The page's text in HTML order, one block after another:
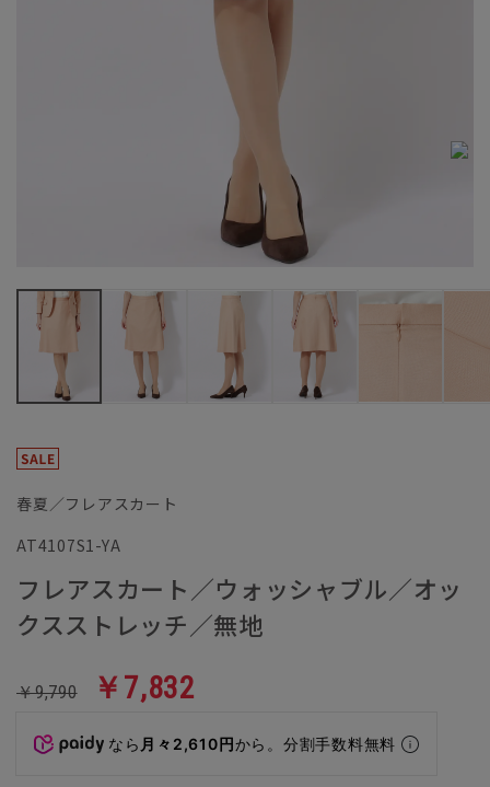
春夏／フレアスカート
AT4107S1-YA
フレアスカート／ウォッシャブル／オッ
クスストレッチ／無地
￥9,790 ￥7,832
なら 月々2,610円から。分割手数料無料